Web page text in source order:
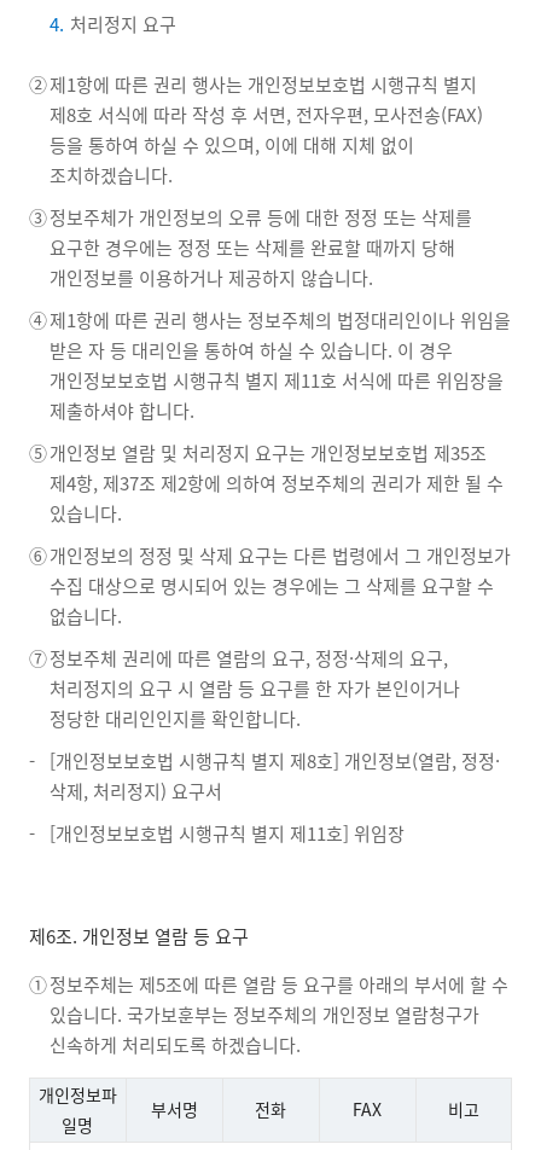
4. 처리정지 요구
②제1항에 따른 권리 행사는 개인정보보호법 시행규칙 별지
제8호 서식에 따라 작성 후 서면, 전자우편, 모사전송(FAX)
등을 통하여 하실 수 있으며, 이에 대해 지체 없이
조치하겠습니다.
③정보주체가 개인정보의 오류 등에 대한 정정 또는 삭제를
요구한 경우에는 정정 또는 삭제를 완료할 때까지 당해
개인정보를 이용하거나 제공하지 않습니다.
④제1항에 따른 권리 행사는 정보주체의 법정대리인이나 위임을
받은 자 등 대리인을 통하여 하실 수 있습니다. 이 경우
개인정보보호법 시행규칙 별지 제11호 서식에 따른 위임장을
제출하셔야 합니다.
⑤개인정보 열람 및 처리정지 요구는 개인정보보호법 제35조
제4항, 제37조 제2항에 의하여 정보주체의 권리가 제한 될 수
있습니다.
⑥개인정보의 정정 및 삭제 요구는 다른 법령에서 그 개인정보가
수집 대상으로 명시되어 있는 경우에는 그 삭제를 요구할 수
없습니다.
⑦정보주체 권리에 따른 열람의 요구, 정정·삭제의 요구,
처리정지의 요구 시 열람 등 요구를 한 자가 본인이거나
정당한 대리인인지를 확인합니다.
-
[개인정보보호법 시행규칙 별지 제8호] 개인정보(열람, 정정·
삭제, 처리정지) 요구서
-
[개인정보보호법 시행규칙 별지 제11호] 위임장
제6조. 개인정보 열람 등 요구
①정보주체는 제5조에 따른 열람 등 요구를 아래의 부서에 할 수
있습니다. 국가보훈부는 정보주체의 개인정보 열람청구가
신속하게 처리되도록 하겠습니다.
개인정보파
일명
부서명 전화 FAX 비고